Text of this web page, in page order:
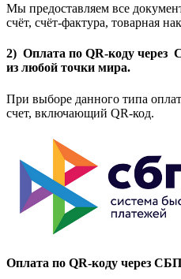
Мы предоставляем все
счёт, счёт-фактура, товарная
2) Оплата по QR-коду через
из любой точки мира.
При выборе данного типа
счет, включающий QR-код.
Оплата по QR-коду через СБП